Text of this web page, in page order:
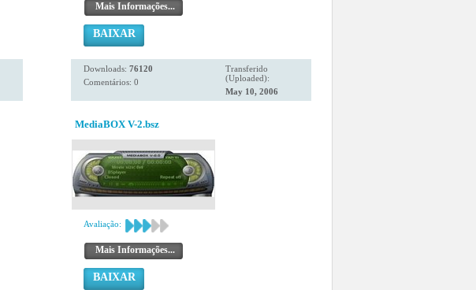
Mais Informações...
BAIXAR
Downloads: 76120
Comentários: 0
Transferido
(Uploaded):
May 10, 2006
MediaBOX V-2.bsz
Avaliação:
Mais Informações...
BAIXAR